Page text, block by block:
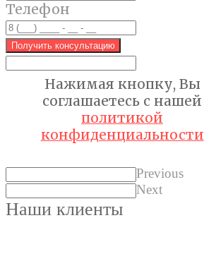
Телефон
Получить консультацию
Нажимая кнопку, Вы
соглашаетесь с нашей
политикой
конфиденциальности
Previous
Next
Наши клиенты